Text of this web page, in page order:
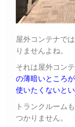
屋外コンテナで
りませんよね。
それは屋外コンテ
の薄暗いところ
使いたくないと
トランクルーム
つかりません。